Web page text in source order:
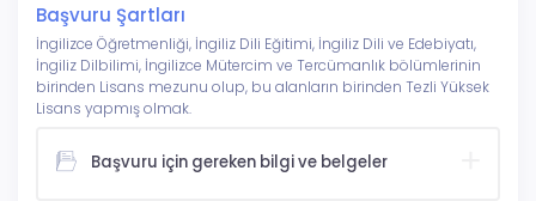
Başvuru Şartları
İngilizce Öğretmenliği, İngiliz Dili Eğitimi, İngiliz Dili ve Edebiyatı,
İngiliz Dilbilimi, İngilizce Mütercim ve Tercümanlık bölümlerinin
birinden Lisans mezunu olup, bu alanların birinden Tezli Yüksek
Lisans yapmış olmak.
Başvuru için gereken bilgi ve belgeler